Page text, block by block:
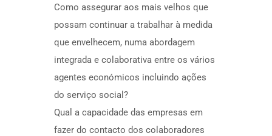
Como assegurar aos mais velhos que
possam continuar a trabalhar à medida
que envelhecem, numa abordagem
integrada e colaborativa entre os vários
agentes económicos incluindo ações
do serviço social?
Qual a capacidade das empresas em
fazer do contacto dos colaboradores